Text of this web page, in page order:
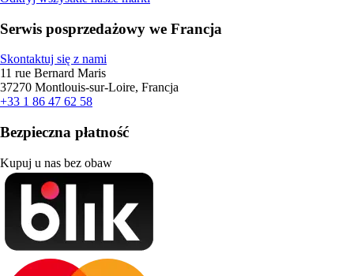
Serwis posprzedażowy we Francja
Skontaktuj się z nami
11 rue Bernard Maris
37270 Montlouis-sur-Loire, Francja
+33 1 86 47 62 58
Bezpieczna płatność
Kupuj u nas bez obaw